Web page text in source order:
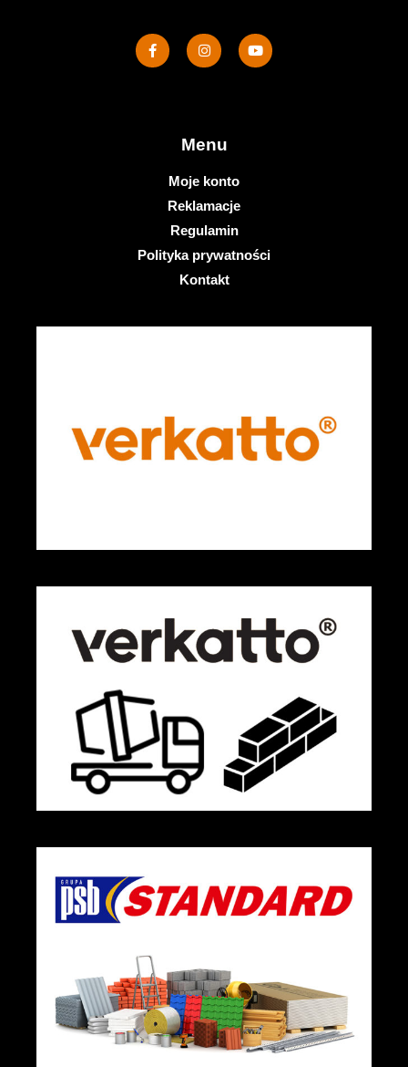
Menu
Moje konto
Reklamacje
Regulamin
Polityka prywatności
Kontakt